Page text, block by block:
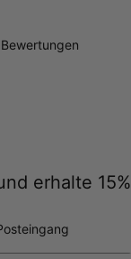
erhalte 15%